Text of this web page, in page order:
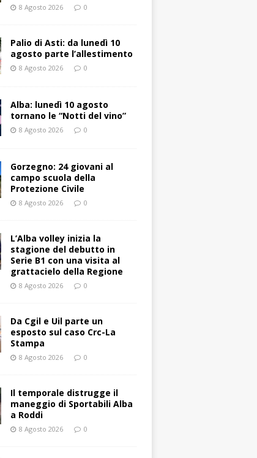
8 Agosto 2026 0
Palio di Asti: da lunedì 10
agosto parte l’allestimento
8 Agosto 2026 0
Alba: lunedì 10 agosto
tornano le “Notti del vino”
8 Agosto 2026 0
Gorzegno: 24 giovani al
campo scuola della
Protezione Civile
8 Agosto 2026 0
L’Alba volley inizia la
stagione del debutto in
Serie B1 con una visita al
grattacielo della Regione
8 Agosto 2026 0
Da Cgil e Uil parte un
esposto sul caso Crc-La
Stampa
8 Agosto 2026 0
Il temporale distrugge il
maneggio di Sportabili Alba
a Roddi
8 Agosto 2026 0